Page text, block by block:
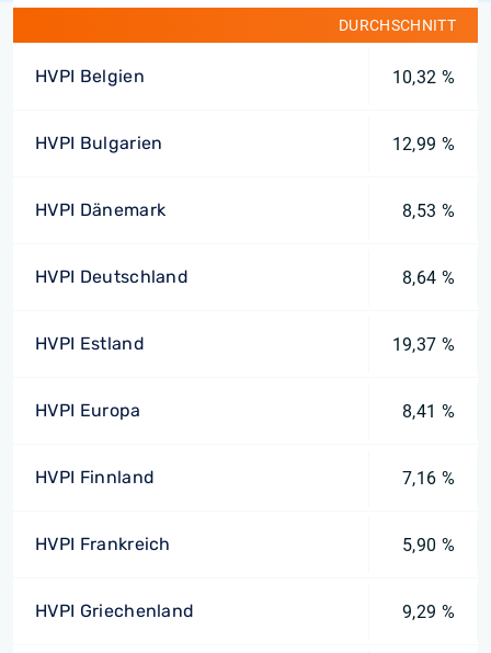
DURCHSCHNITT
HVPI Belgien 10,32 %
HVPI Bulgarien 12,99 %
HVPI Dänemark 8,53 %
HVPI Deutschland 8,64 %
HVPI Estland 19,37 %
HVPI Europa 8,41 %
HVPI Finnland 7,16 %
HVPI Frankreich 5,90 %
HVPI Griechenland 9,29 %